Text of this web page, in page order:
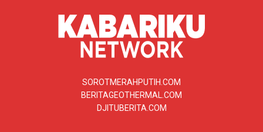
SOROTMERAHPUTIH.COM
BERITAGEOTHERMAL.COM
DJITUBERITA.COM